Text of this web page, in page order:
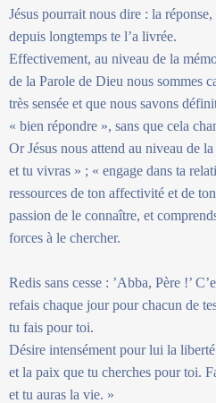
Jésus pourrait nous dire : la
depuis longtemps te l’a livrée.
Effectivement, au niveau de la
de la Parole de Dieu nous sommes
très sensée et que nous savons
« bien répondre », sans que cela
Or Jésus nous attend au niveau de
et tu vivras » ; « engage dans ta
ressources de ton affectivité et de
passion de le connaître, et
forces à le chercher.
Redis sans cesse : ’Abba, Père !’
refais chaque jour pour chacun de
tu fais pour toi.
Désire intensément pour lui la
et la paix que tu cherches pour toi.
et tu auras la vie. »